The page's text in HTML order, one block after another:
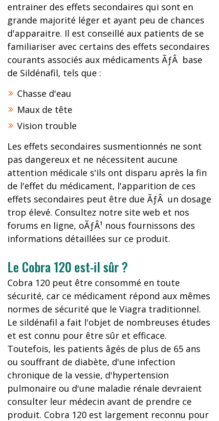
entrainer des effets secondaires qui sont en
grande majorité léger et ayant peu de chances
d'apparaitre. Il est conseillé aux patients de se
familiariser avec certains des effets secondaires
courants associés aux médicaments ÃƒÂ base
de Sildénafil, tels que :
Chasse d'eau
Maux de tête
Vision trouble
Les effets secondaires susmentionnés ne sont
pas dangereux et ne nécessitent aucune
attention médicale s'ils ont disparu après la fin
de l'effet du médicament, l'apparition de ces
effets secondaires peut être due ÃƒÂ un dosage
trop élevé. Consultez notre site web et nos
forums en ligne, oÃƒÂ¹ nous fournissons des
informations détaillées sur ce produit.
Le Cobra 120 est-il sûr ?
Cobra 120 peut être consommé en toute
sécurité, car ce médicament répond aux mêmes
normes de sécurité que le Viagra traditionnel.
Le sildénafil a fait l'objet de nombreuses études
et est connu pour être sûr et efficace.
Toutefois, les patients âgés de plus de 65 ans
ou souffrant de diabète, d'une infection
chronique de la vessie, d'hypertension
pulmonaire ou d'une maladie rénale devraient
consulter leur médecin avant de prendre ce
produit. Cobra 120 est largement reconnu pour